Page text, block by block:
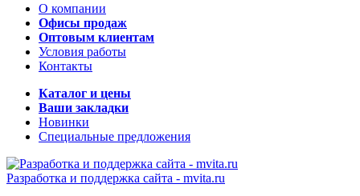
О компании
Офисы продаж
Оптовым клиентам
Условия работы
Контакты
Каталог и цены
Ваши закладки
Новинки
Специальные предложения
Разработка и поддержка сайта - mvita.ru